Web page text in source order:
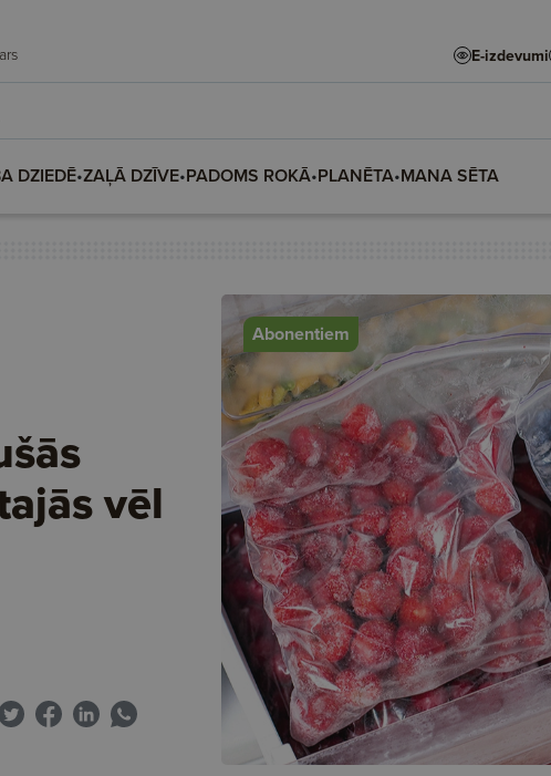
E-izdevumi
DZIEDĒ•ZAĻĀ DZĪVE•PADOMS ROKĀ•PLANĒTA•MANA SĒTA
vēl
Abonentiem